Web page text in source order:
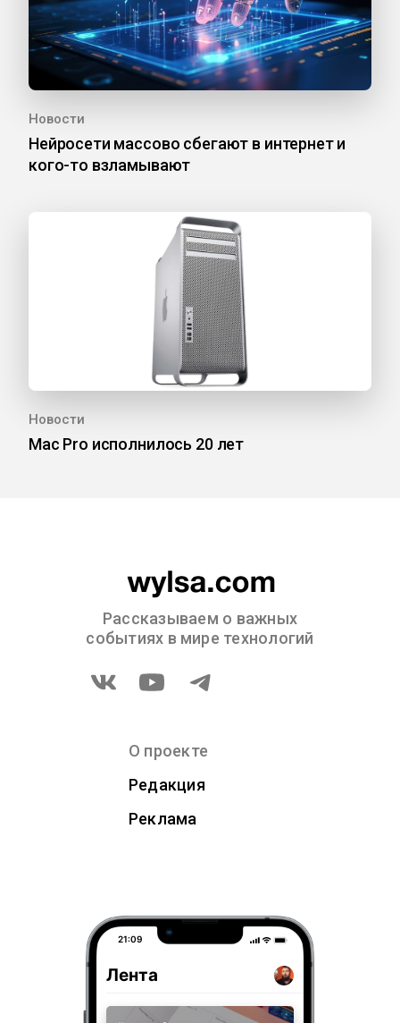
Новости
Нейросети массово сбегают в интернет и
кого-то взламывают
Новости
Mac Pro исполнилось 20 лет
Рассказываем о важных
событиях в мире технологий
О проекте
Редакция
Реклама
21:09
Лента